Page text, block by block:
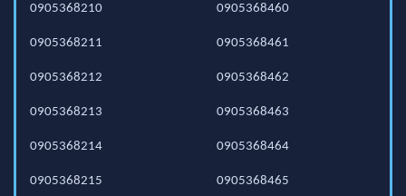
0905368210
0905368211
0905368212
0905368213
0905368214
0905368215
0905368460
0905368461
0905368462
0905368463
0905368464
0905368465